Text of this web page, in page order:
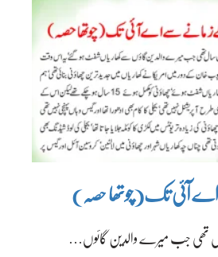
آئی تک(چوتھا حصہ)
تھی جب میرے والدین گائوں…